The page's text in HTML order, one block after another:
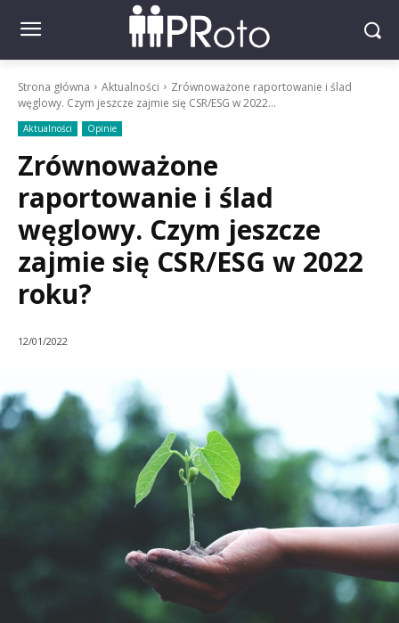
Strona główna Aktualności
Zrównoważone raportowanie i ślad
węglowy. Czym jeszcze zajmie się CSR/ESG w 2022...
Aktualności Opinie
Zrównoważone
raportowanie i ślad
węglowy. Czym jeszcze
zajmie się CSR/ESG w 2022
roku?
12/01/2022